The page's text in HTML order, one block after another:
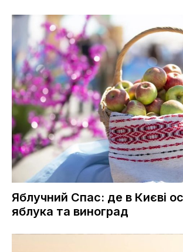
Яблучний Спас: де в Києві
яблука та виноград